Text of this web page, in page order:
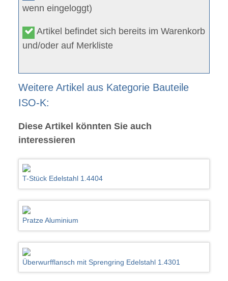
wenn eingeloggt)
Artikel befindet sich bereits im Warenkorb
und/oder auf Merkliste
Weitere Artikel aus Kategorie Bauteile
ISO-K:
Diese Artikel könnten Sie auch
interessieren
T-Stück Edelstahl 1.4404
Pratze Aluminium
Überwurfflansch mit Sprengring Edelstahl 1.4301